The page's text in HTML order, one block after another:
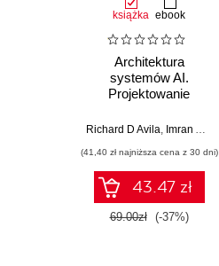
książka ebook
Architektura
systemów AI.
Projektowanie
niezawodnego
Richard D Avila, Imran Ahmad
(41,40 zł najniższa cena z 30 dni)
43.47 zł
69.00zł (-37%)